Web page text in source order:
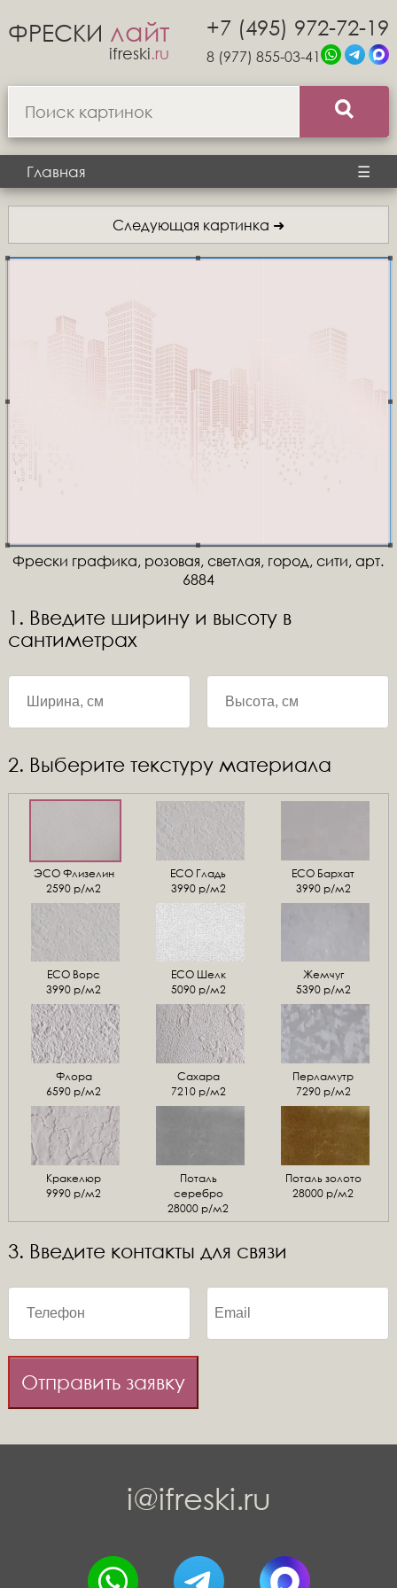
ФРЕСКИ лайт
ifreski.ru
+7 (495) 972-72-19
8 (977) 855-03-41
Главная ☰
Следующая картинка ➜
Фрески графика, розовая, светлая, город, сити, арт.
6884
1. Введите ширину и высоту в
сантиметрах
2. Выберите текстуру материала
ЭСО Флизелин
2590 р/м2
ЕСО Гладь
3990 р/м2
ECO Бархат
3990 р/м2
ЕСО Ворс
3990 р/м2
ЕСО Шелк
5090 р/м2
Жемчуг
5390 р/м2
Флора
6590 р/м2
Сахара
7210 р/м2
Перламутр
7290 р/м2
Кракелюр
9990 р/м2
Поталь
серебро
28000 р/м2
Поталь золото
28000 р/м2
3. Введите контакты для связи
Отправить заявку
i@ifreski.ru